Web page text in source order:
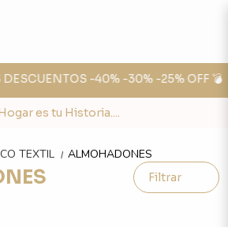
-40% -30% -25% OFF 💣
es tu Historia....
TEXTIL / ALMOHADONES
Filtrar